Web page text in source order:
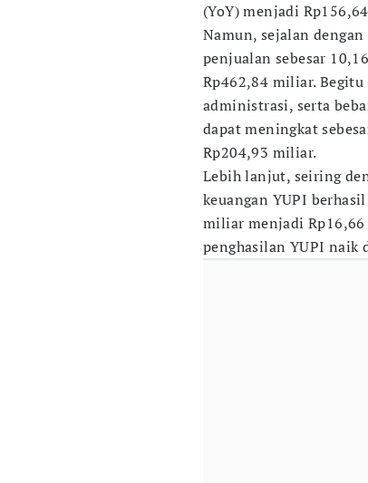
(YoY) menjadi
Namun, sejalan
penjualan sebesar
Rp462,84 miliar.
administrasi, serta
dapat meningkat
Rp204,93 miliar.
Lebih lanjut, seiring
keuangan YUPI
miliar menjadi
penghasilan YUPI naik